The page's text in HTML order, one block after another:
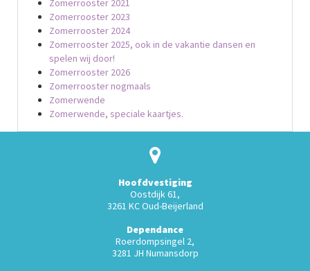
Zomerrooster 2021
Zomerrooster 2023
Zomerrooster 2024
Zomerrooster 2025, ook in de vakantie dansen en
spelen wij door!
Zomerrooster 2026
Zomerrooster nogmaals
Zomerwende
Zomerwende, speciale kaartjes.
Hoofdvestiging
Oostdijk 61,
3261 KC Oud-Beijerland
Dependance
Roerdompsingel 2,
3281 JH Numansdorp